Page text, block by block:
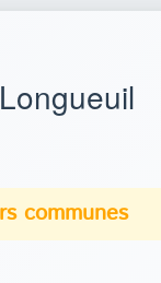
communes